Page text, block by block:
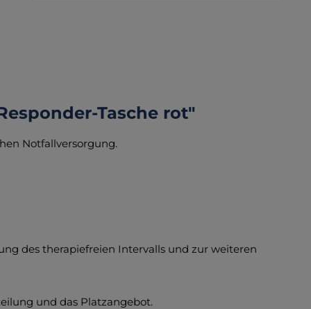
Tasche rot"
Notfallversorgung.
des therapiefreien Intervalls und zur weiteren
und das Platzangebot.